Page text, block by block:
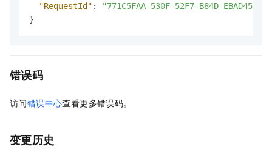
"RequestId" :
"771C5FAA-530F-52F7-B84D-
}
错误码
访问错误中心查看更多错误码。
变更历史